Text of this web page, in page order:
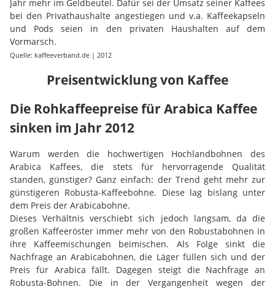
Jahr mehr im Geldbeutel. Dafür sei der Umsatz seiner Kaffees
bei den Privathaushalte angestiegen und v.a. Kaffeekapseln
und Pods seien in den privaten Haushalten auf dem
Vormarsch.
Quelle: kaffeeverband.de | 2012
Preisentwicklung von Kaffee
Die Rohkaffeepreise für Arabica Kaffee
sinken im Jahr 2012
Warum werden die hochwertigen Hochlandbohnen des
Arabica Kaffees, die stets für hervorragende Qualität
standen, günstiger? Ganz einfach: der Trend geht mehr zur
günstigeren Robusta-Kaffeebohne. Diese lag bislang unter
dem Preis der Arabicabohne.
Dieses Verhältnis verschiebt sich jedoch langsam, da die
großen Kaffeeröster immer mehr von den Robustabohnen in
ihre Kaffeemischungen beimischen. Als Folge sinkt die
Nachfrage an Arabicabohnen, die Läger füllen sich und der
Preis für Arabica fällt. Dagegen steigt die Nachfrage an
Robusta-Bohnen. Die in der Vergangenheit wegen der